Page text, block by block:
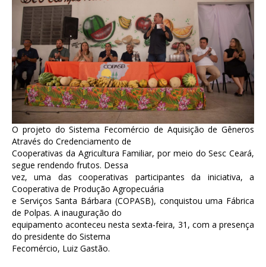
O projeto do Sistema Fecomércio de Aquisição de Gêneros
Através do Credenciamento de
Cooperativas da Agricultura Familiar, por meio do Sesc Ceará,
segue rendendo frutos. Dessa
vez, uma das cooperativas participantes da iniciativa, a
Cooperativa de Produção Agropecuária
e Serviços Santa Bárbara (COPASB), conquistou uma Fábrica
de Polpas. A inauguração do
equipamento aconteceu nesta sexta-feira, 31, com a presença
do presidente do Sistema
Fecomércio, Luiz Gastão.